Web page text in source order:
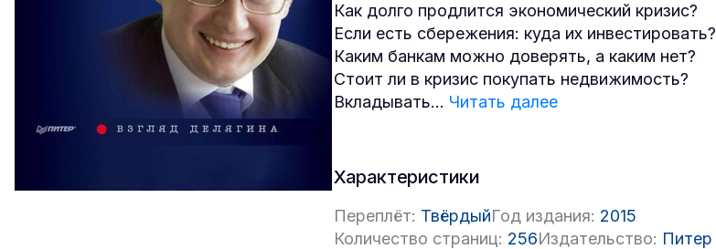
Как долго продлится экономический кризис?
Если есть сбережения: куда их инвестировать?
Каким банкам можно доверять, а каким нет?
Стоит ли в кризис покупать недвижимость?
Вкладывать... Читать далее
Характеристики
Переплёт: ТвёрдыйГод издания: 2015
Количество страниц: 256Издательство: Питер